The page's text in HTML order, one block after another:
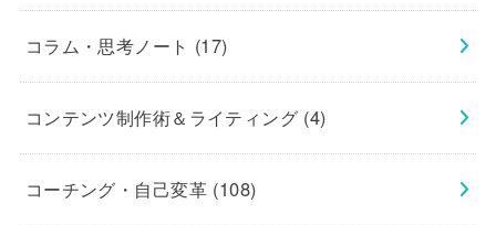
コラム・思考ノート (17)
コンテンツ制作術＆ライティング (4)
コーチング・自己変革 (108)